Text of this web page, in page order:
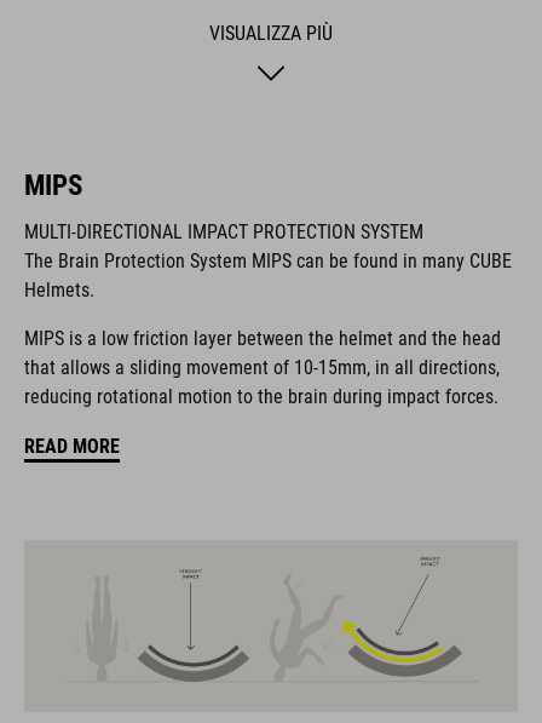
L’HOVER è il compagno ideale per ogni viaggio.
Il marchio CUBE comprende prodotti innovativi e di alta
qualità, sempre basati sui trend attuali. Grazie alla stretta
biciclette, i prodotti sono perfettamente compatibili tra loro e
creano la combinazione ottimale di design, tecnica e usabilità.
CARATTERISTICHE
visiera rimovibile
VISUALIZZA PIÙ
MIPS
MULTI-DIRECTIONAL IMPACT PROTECTION SYSTEM
The Brain Protection System MIPS can be found in many CUBE
Helmets.
MIPS is a low friction layer between the helmet and the head
that allows a sliding movement of 10-15mm, in all directions,
reducing rotational motion to the brain during impact forces.
READ MORE